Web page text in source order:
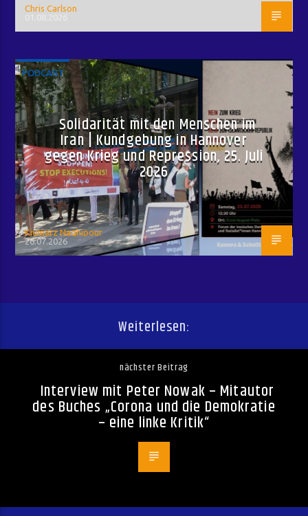
Chris Carlson
PODCAST
Solidarität mit den Menschen im
Iran | Kundgebung in Hannover
gegen Krieg und Repression, 25. Juli
2026
Kiumarz Naghipour
26.07.2026
Weiterlesen:
nächster Beitrag
Interview mit Peter Nowak – Mitautor
des Buches „Corona und die Demokratie
– eine linke Kritik“